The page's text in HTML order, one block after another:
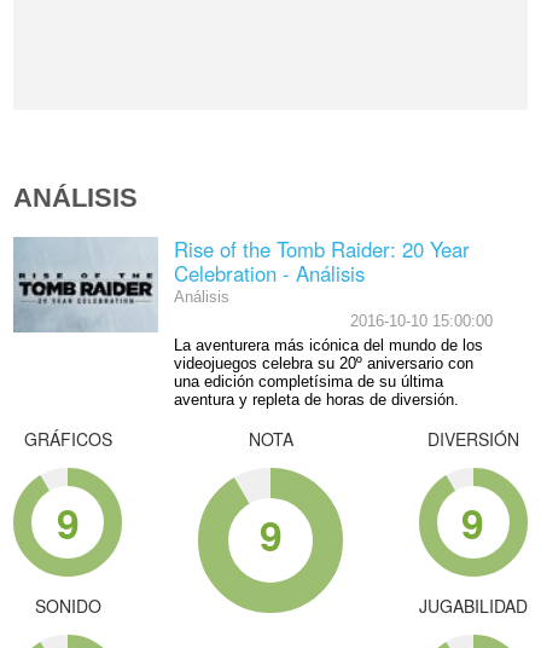
ANÁLISIS
Rise of the Tomb Raider: 20 Year
Celebration - Análisis
Análisis
2016-10-10 15:00:00
La aventurera más icónica del mundo de los
videojuegos celebra su 20º aniversario con
una edición completísima de su última
aventura y repleta de horas de diversión.
GRÁFICOS
9
SONIDO
NOTA
9
DIVERSIÓN
9
JUGABILIDAD